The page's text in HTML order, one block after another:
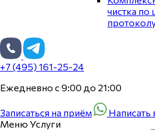
чистка
+7 (495) 161-25-24
Ежедневно с 9:00 до 21:00
Записаться на приём
Написать
Меню Услуги